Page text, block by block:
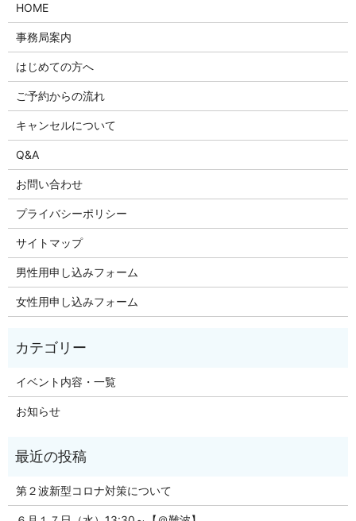
HOME
事務局案内
はじめての方へ
ご予約からの流れ
キャンセルについて
Q&A
お問い合わせ
プライバシーポリシー
サイトマップ
男性用申し込みフォーム
女性用申し込みフォーム
イベント内容・一覧
お知らせ
第２波新型コロナ対策について